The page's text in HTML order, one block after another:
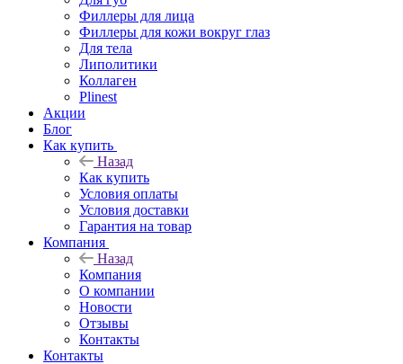
Филлеры для лица
Филлеры для кожи вокруг глаз
Для тела
Липолитики
Коллаген
Plinest
Акции
Блог
Как купить
Назад
Как купить
Условия оплаты
Условия доставки
Гарантия на товар
Компания
Назад
Компания
О компании
Новости
Отзывы
Контакты
Контакты